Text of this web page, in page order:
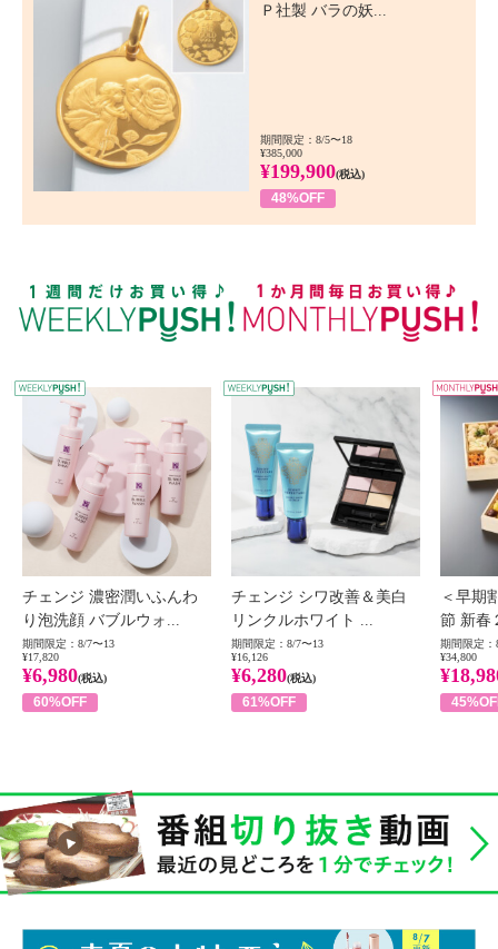
Ｐ社製 バラの妖...
期間限定：8/5〜18
¥385,000
¥199,900(税込)
48%OFF
WEEKLY PUSH
チェンジ 濃密潤いふんわ
り泡洗顔 バブルウォ...
期間限定：8/7〜13
¥17,820
¥6,980(税込)
60%OFF
チェンジ シワ改善＆美白
リンクルホワイト ...
期間限定：8/7〜13
¥16,126
¥6,280(税込)
61%OFF
＜早期
節 新春
期間限定：
¥34,800